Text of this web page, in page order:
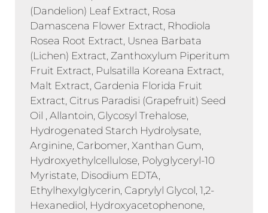
(Dandelion) Leaf Extract, Rosa
Damascena Flower Extract, Rhodiola
Rosea Root Extract, Usnea Barbata
(Lichen) Extract, Zanthoxylum Piperitum
Fruit Extract, Pulsatilla Koreana Extract,
Malt Extract, Gardenia Florida Fruit
Extract, Citrus Paradisi (Grapefruit) Seed
Oil , Allantoin, Glycosyl Trehalose,
Hydrogenated Starch Hydrolysate,
Arginine, Carbomer, Xanthan Gum,
Hydroxyethylcellulose, Polyglyceryl-10
Myristate, Disodium EDTA,
Ethylhexylglycerin, Caprylyl Glycol, 1,2-
Hexanediol, Hydroxyacetophenone,